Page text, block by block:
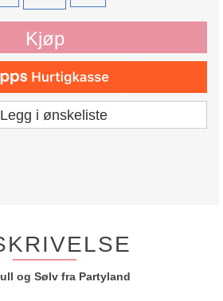
Kjøp
Legg i ønskeliste
og Sølv fra Partyland